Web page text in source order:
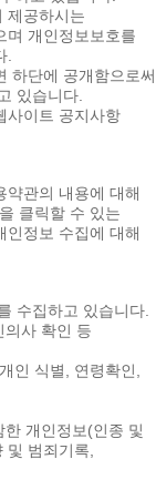
제공하시는
며 개인정보보호를
.
하단에 공개함으로써
있습니다.
사이트 공지사항
약관의 내용에 대해
클릭할 수 있는
인정보 수집에 대해
수집하고 있습니다.
의사 확인 등
인 식별, 연령확인,
개인정보(인종 및
및 범죄기록,